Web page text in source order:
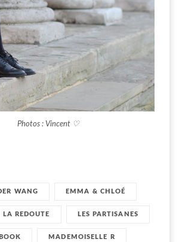
Photos : Vincent ♡
WANG EMMA & CHLOÉ
LA REDOUTE LES PARTISANES
MADEMOISELLE R